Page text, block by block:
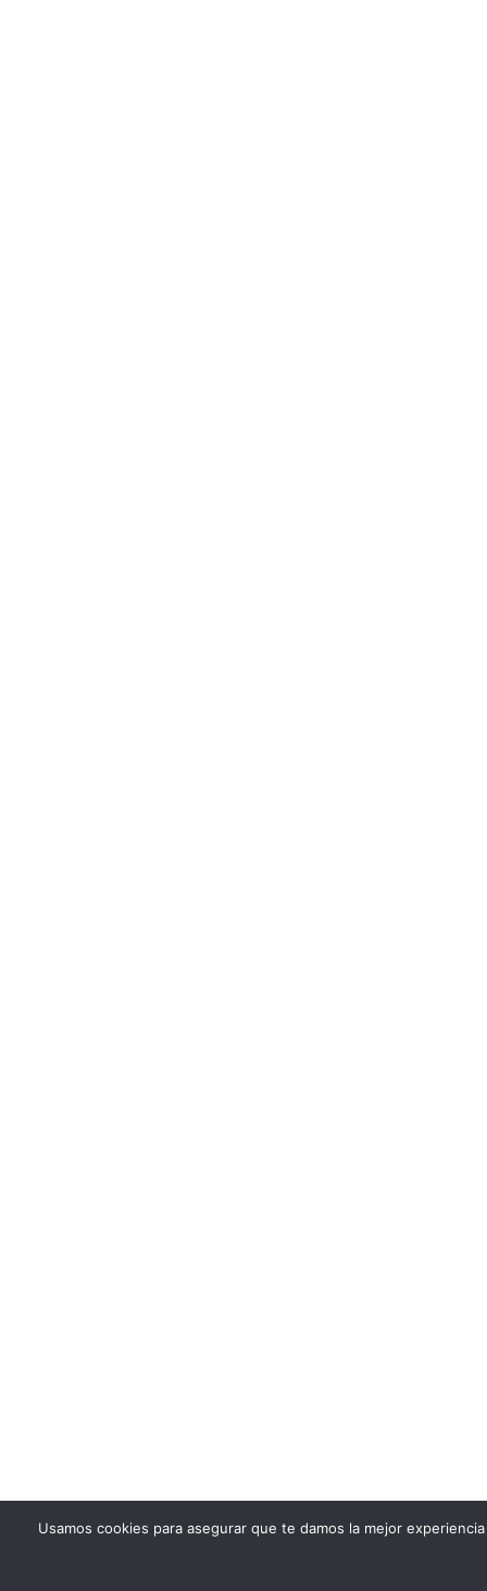
Usamos cookies para asegurar que te damos la mejor